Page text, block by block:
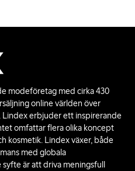
modeföretag med cirka 430
online världen över
erbjuder ett inspirerande
omfattar flera olika koncept
kosmetik. Lindex växer, både
med globala
är att driva meningsfull